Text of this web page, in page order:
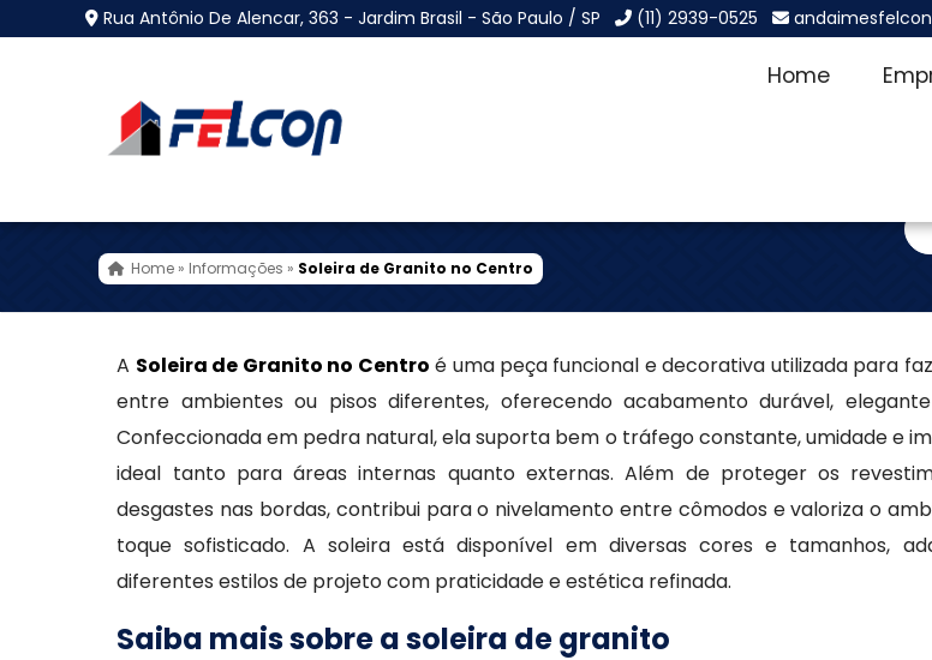
Rua Antônio De Alencar, 363 - Jardim Brasil - São Paulo / SP (11) 2939-0525
Home
Home » Informações » Soleira de Granito no Centro
A Soleira de Granito no Centro é uma peça funcional e decorativa utilizada para
entre ambientes ou pisos diferentes, oferecendo acabamento durável,
Confeccionada em pedra natural, ela suporta bem o tráfego constante, umidade e
ideal tanto para áreas internas quanto externas. Além de proteger os
desgastes nas bordas, contribui para o nivelamento entre cômodos e valoriza o
toque sofisticado. A soleira está disponível em diversas cores e tamanhos,
diferentes estilos de projeto com praticidade e estética refinada.
Saiba mais sobre a soleira de granito